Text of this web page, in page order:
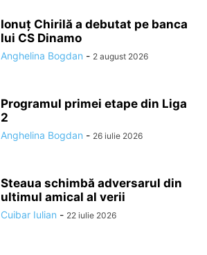
Ionuț Chirilă a debutat pe banca
lui CS Dinamo
Anghelina Bogdan - 2 august 2026
Programul primei etape din Liga
2
Anghelina Bogdan - 26 iulie 2026
Steaua schimbă adversarul din
ultimul amical al verii
Cuibar Iulian - 22 iulie 2026